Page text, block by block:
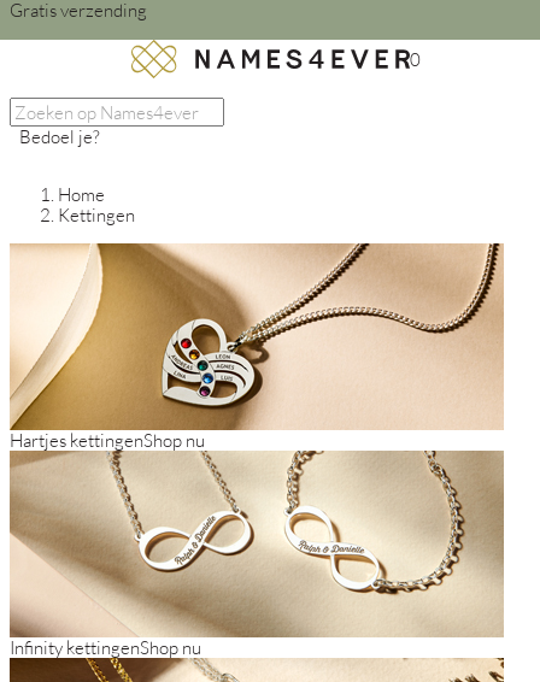
Gratis verzending
0
Bedoel je?
Home
Kettingen
Hartjes kettingenShop nu
Infinity kettingenShop nu